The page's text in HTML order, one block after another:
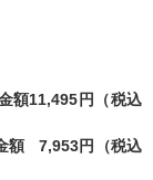
11,495円（税込
円（税込